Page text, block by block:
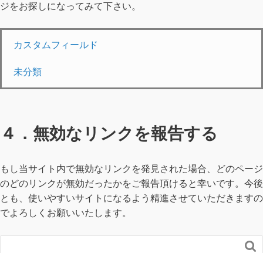
ジをお探しになってみて下さい。
カスタムフィールド
未分類
４．無効なリンクを報告する
もし当サイト内で無効なリンクを発見された場合、どのページ
のどのリンクが無効だったかをご報告頂けると幸いです。今後
とも、使いやすいサイトになるよう精進させていただきますの
でよろしくお願いいたします。
